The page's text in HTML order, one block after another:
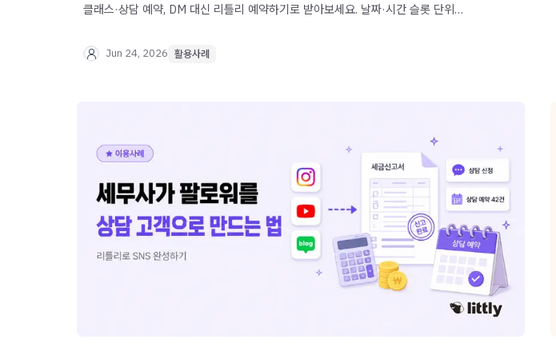
클래스·상담 예약, DM 대신 리틀리 예약하기로 받아보세요. 날짜·시간 슬롯 단위
Jun 24, 2026 활용사례